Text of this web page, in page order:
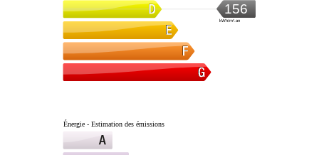
156
kWh/m².an
Énergie - Estimation des émissions